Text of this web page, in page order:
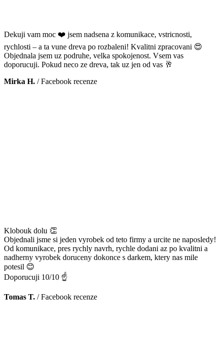
Dekuji vam moc ❤️ jsem nadsena z komunikace, vstricnosti,
rychlosti – a ta vune dreva po rozbaleni! Kvalitni zpracovani 😍
Objednala jsem uz podruhe, velka spokojenost. Vsem vas
doporucuji. Pokud neco ze dreva, tak uz jen od vas 🥂
Mirka H. /Facebook recenze
Klobouk dolu 👏
Objednali jsme si jeden vyrobek od teto firmy a urcite ne naposledy!
Od komunikace, pres rychly navrh, rychle dodani az po kvalitni a
nadherny vyrobek doruceny dokonce s darkem, ktery nas mile
potesil 😊
Doporucuji 10/10 ☝️
Tomas T. /Facebook recenze